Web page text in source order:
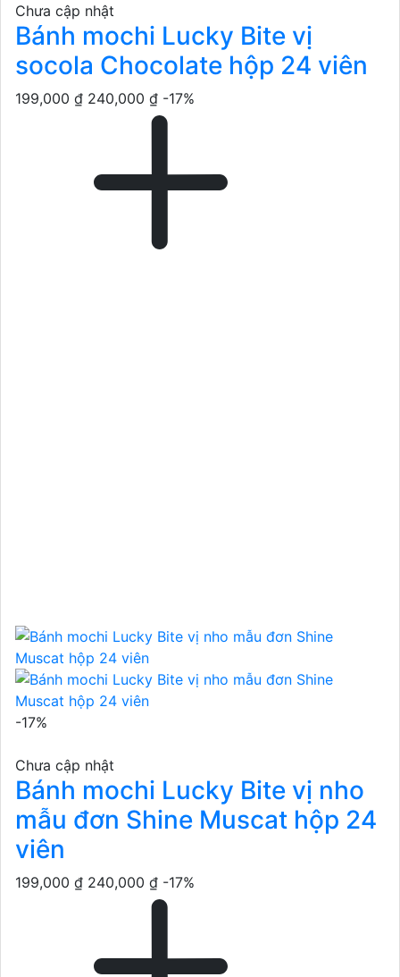
Chưa cập nhật
Bánh mochi Lucky Bite vị
socola Chocolate hộp 24 viên
199,000 ₫ 240,000 ₫ -17%
-17%
Chưa cập nhật
Bánh mochi Lucky Bite vị nho
mẫu đơn Shine Muscat hộp 24
viên
199,000 ₫ 240,000 ₫ -17%